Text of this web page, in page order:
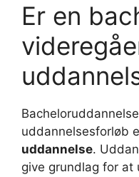
Er en
uddannelsesforløb
uddannelse.
give grundlag for at